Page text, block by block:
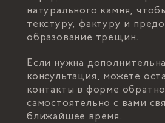
натурального камня,
текстуру, фактуру и
образование трещин.
Если нужна
консультация, можете
контакты в форме
самостоятельно с вами
ближайшее время.